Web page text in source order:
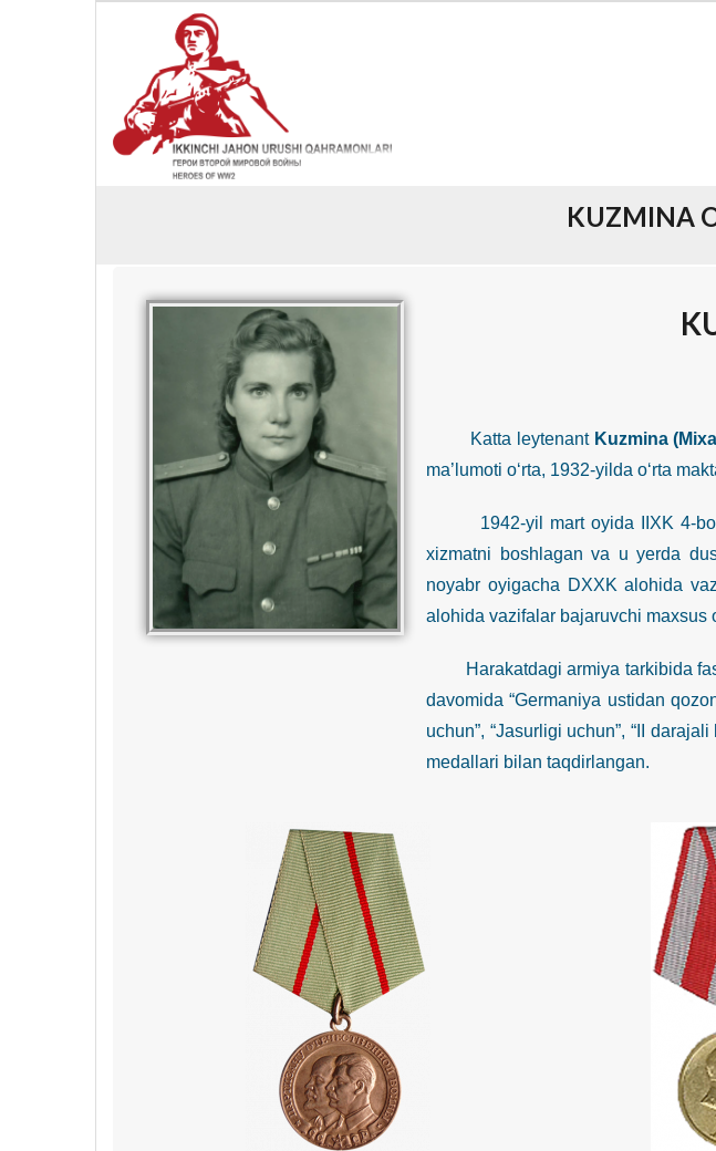
KUZMINA
Katta leytenant Kuzmina
ma’lumoti o‘rta, 1932-yilda o‘rta
1942-yil mart oyida IIXK 4-
xizmatni boshlagan va u yerda
noyabr oyigacha DXXK alohida
alohida vazifalar bajaruvchi maxsus
Harakatdagi armiya tarkibida
davomida “Germaniya ustidan
uchun”, “Jasurligi uchun”, “II
medallari bilan taqdirlangan.